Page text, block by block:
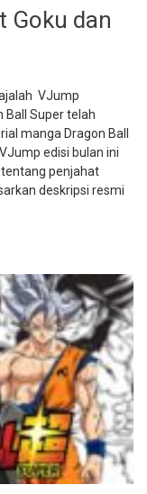
Goku dan
VJump
Ball Super telah
manga Dragon Ball
edisi bulan ini
penjahat
deskripsi resmi